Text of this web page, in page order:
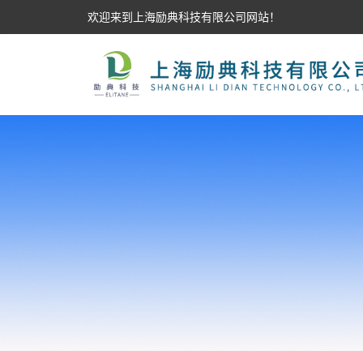
欢迎来到上海励典科技有限公司网站！